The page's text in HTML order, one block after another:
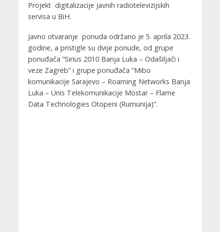
Projekt digitalizacije javnih radiotelevizijskih
servisa u BiH.
Javno otvaranje ponuda održano je 5. aprila 2023.
godine, a pristigle su dvije ponude, od grupe
ponuđača “Sirius 2010 Banja Luka – Odašiljači i
veze Zagreb” i grupe ponuđača “Mibo
komunikacije Sarajevo – Roaming Networks Banja
Luka – Unis Telekomunikacije Mostar – Flame
Data Technologies Otopeni (Rumunija)”.